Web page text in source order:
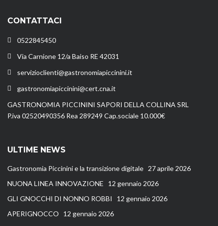
CONTATTACI
0522845450
Via Carnione 12/a Baiso RE 42031
servizioclienti@gastronomiapiccinini.it
gastronomiapiccinini@cert.cna.it
GASTRONOMIA PICCININI SAPORI DELLA COLLINA SRL
P.iva 02520490356 Rea 289249 Cap.sociale 10.000€
ULTIME NEWS
Gastronomia Piccinini e la transizione digitale 27 aprile 2026
NUONA LINEA INNOVAZIONE
12 gennaio 2026
GLI GNOCCHI DI NONNO ROBBI
12 gennaio 2026
APERIGNOCCO
12 gennaio 2026